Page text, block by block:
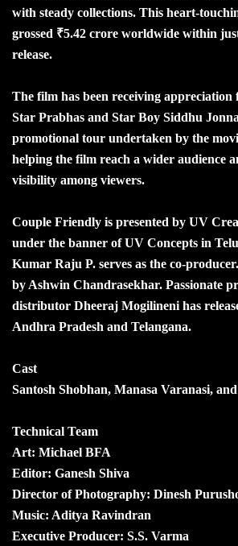
with steady collections. This heart-
grossed ₹5.42 crore worldwide within
release.
The film has been receiving appreciation
Star Prabhas and Star Boy Siddhu
promotional tour undertaken by the
helping the film reach a wider audience
visibility among viewers.
Couple Friendly is presented by UV
under the banner of UV Concepts in
Kumar Raju P. serves as the co-
by Ashwin Chandrasekhar. Passionate
distributor Dheeraj Mogilineni has
Andhra Pradesh and Telangana.
Cast
Santosh Shobhan, Manasa Varanasi,
Technical Team
Art: Michael BFA
Editor: Ganesh Shiva
Director of Photography: Dinesh
Music: Aditya Ravindran
Executive Producer: S.S. Varma